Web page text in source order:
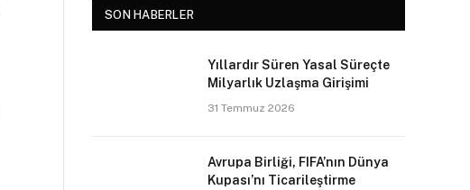
SON HABERLER
Yıllardır Süren Yasal Süreçte
Milyarlık Uzlaşma Girişimi
31 Temmuz 2026
Avrupa Birliği, FIFA’nın Dünya
Kupası’nı Ticarileştirme